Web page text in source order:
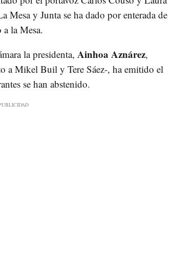
Mesa y Junta se ha dado por enterada de
la Mesa.
la presidenta, Ainhoa Aznárez,
a Mikel Buil y Tere Sáez-, ha emitido el
se han abstenido.